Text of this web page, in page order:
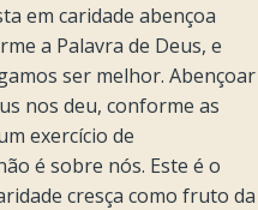
em caridade abençoa
a Palavra de Deus, e
ser melhor. Abençoar
nos deu, conforme as
exercício de
é sobre nós. Este é o
cresça como fruto da